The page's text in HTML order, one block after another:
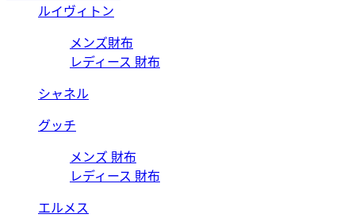
ルイヴィトン
メンズ財布
レディース 財布
シャネル
グッチ
メンズ 財布
レディース 財布
エルメス